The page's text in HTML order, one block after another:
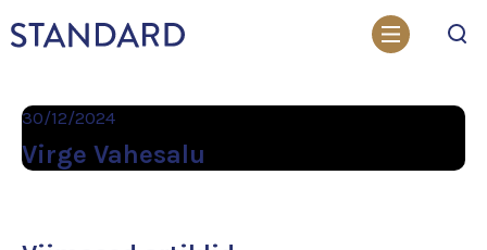
30/12/2024
Virge Vahesalu